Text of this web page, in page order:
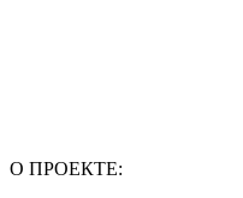
О ПРОЕКТЕ: